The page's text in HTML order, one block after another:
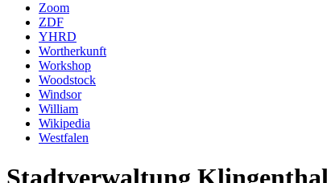
Zoom
ZDF
YHRD
Wortherkunft
Workshop
Woodstock
Windsor
William
Wikipedia
Westfalen